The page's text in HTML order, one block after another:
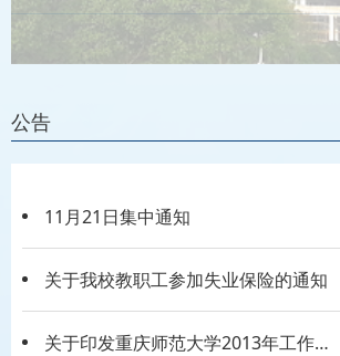
公告
11月21日集中通知
关于我校教职工参加失业保险的通知
关于印发重庆师范大学2013年工作人员